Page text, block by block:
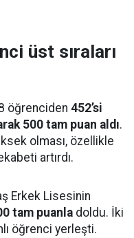
üst sıraları
öğrenciden 452’si
500 tam puan aldı.
olması, özellikle
artırdı.
Erkek Lisesinin
tam puanla doldu. İki
öğrenci yerleşti.